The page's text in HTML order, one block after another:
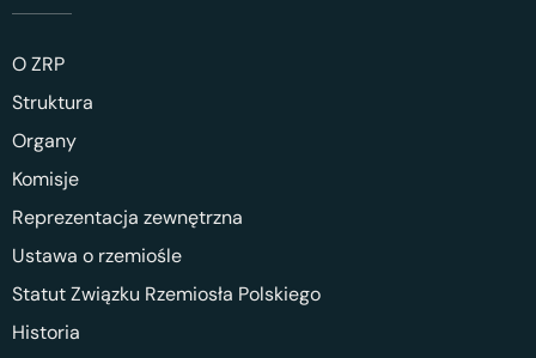
O ZRP
Struktura
Organy
Komisje
Reprezentacja zewnętrzna
Ustawa o rzemiośle
Statut Związku Rzemiosła Polskiego
Historia